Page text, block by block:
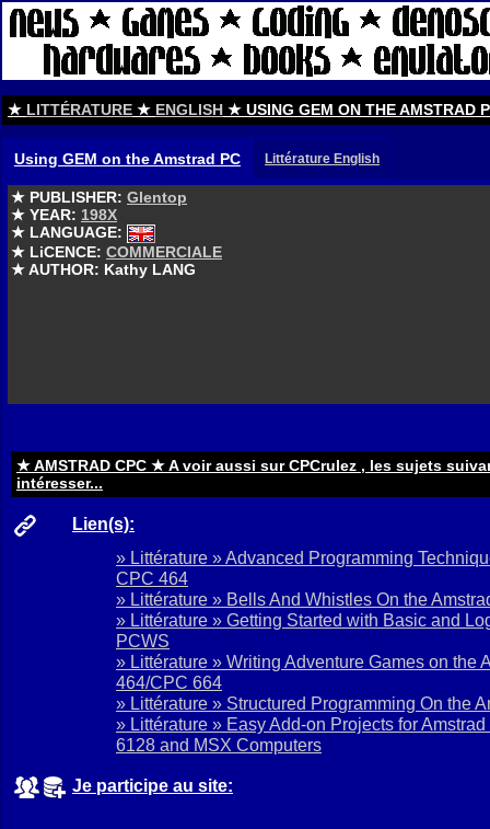
★ LITTÉRATURE ★ ENGLISH ★ USING GEM ON THE AMSTRAD
Using GEM on the Amstrad PC Littérature English
★ PUBLISHER: Glentop
★ YEAR: 198X
★ LANGUAGE:
★ LiCENCE: COMMERCIALE
★ AUTHOR: Kathy LANG
★ AMSTRAD CPC ★ A voir aussi sur CPCrulez , les sujets
intéresser...
Lien(s):
» Littérature » Advanced Programming
CPC 464
» Littérature » Bells And Whistles On the
» Littérature » Getting Started with Basic and
PCWS
» Littérature » Writing Adventure Games on the
464/CPC 664
» Littérature » Structured Programming On the
» Littérature » Easy Add-on Projects for
6128 and MSX Computers
Je participe au site: